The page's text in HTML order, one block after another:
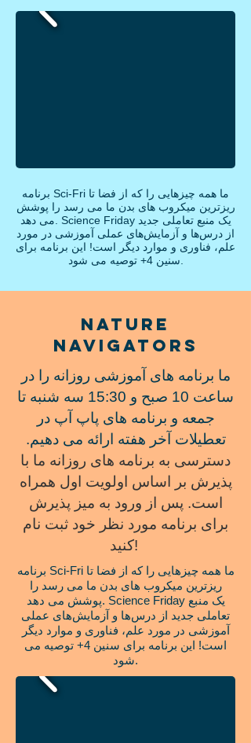
برنامه Sci-Fri ما همه چیزهایی را که از فضا تا
ریزترین میکروب های بدن ما می رسد را پوشش
می دهد. Science Friday یک منبع تعاملی جدید
از درس‌ها و آزمایش‌های عملی آموزشی در مورد
علم، فناوری و موارد دیگر است! این برنامه برای
Nature
Navigators
ما برنامه های آموزشی روزانه را در
ساعت 10 صبح و 15:30 سه شنبه تا
جمعه و برنامه های پاپ آپ در
تعطیلات آخر هفته ارائه می دهیم.
دسترسی به برنامه های روزانه ما با
پذیرش بر اساس اولویت اول همراه
است. پس از ورود به میز پذیرش
برای برنامه مورد نظر خود ثبت نام
کنید!
برنامه Sci-Fri ما همه چیزهایی را که از فضا تا
ریزترین میکروب های بدن ما می رسد را
پوشش می دهد. Science Friday یک منبع
تعاملی جدید از درس‌ها و آزمایش‌های عملی
آموزشی در مورد علم، فناوری و موارد دیگر
است! این برنامه برای سنین 4+ توصیه می
شود.